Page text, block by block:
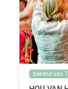
bekend van